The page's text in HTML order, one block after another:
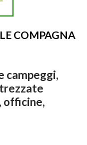
COMPAGNA
campeggi,
officine,